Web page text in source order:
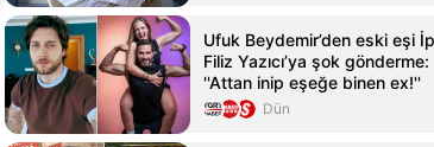
Ufuk Beydemir’den eski eşi
Filiz Yazıcı’ya şok gönderme:
''Attan inip eşeğe binen ex!''
Dün